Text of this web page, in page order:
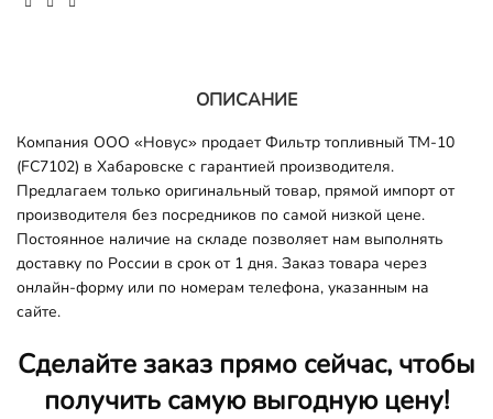
ОПИСАНИЕ
Компания ООО «Новус» продает Фильтр топливный ТМ-10
(FC7102) в Хабаровске с гарантией производителя.
Предлагаем только оригинальный товар, прямой импорт от
производителя без посредников по самой низкой цене.
Постоянное наличие на складе позволяет нам выполнять
доставку по России в срок от 1 дня. Заказ товара через
онлайн-форму или по номерам телефона, указанным на
сайте.
Сделайте заказ прямо сейчас, чтобы
получить самую выгодную цену!